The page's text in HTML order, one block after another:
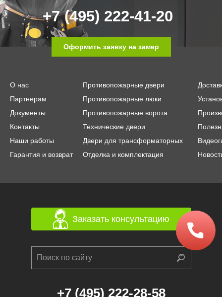
+7 (495) 222-41-20
Оформить заявку на замер
О нас
Партнерам
Документы
Контакты
Наши работы
Гарантия и возврат
Противопожарные двери
Противопожарные люки
Противопожарные ворота
Технические двери
Двери для трансформаторных
Отделка и комплектация
Заказать консультацию
+7 (495) 222-28-58